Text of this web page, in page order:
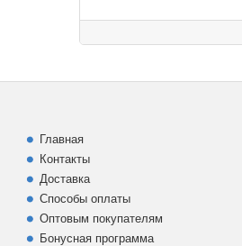
Главная
Контакты
Доставка
Способы оплаты
Оптовым покупателям
Бонусная программа